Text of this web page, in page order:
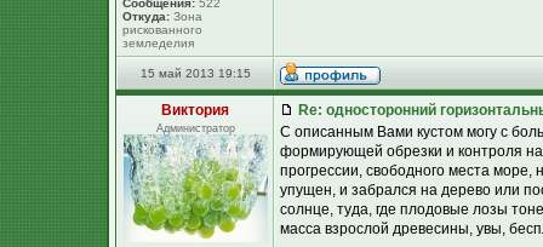
Сообщения: 522
Откуда: Зона
рискованного
земледелия
15 май 2013 19:15
Виктория
Администратор
Re: односторонний
С описанным Вами кустом могу с
формирующей обрезки и контроля
прогрессии, свободного места море,
упущен, и забрался на дерево или
солнце, туда, где плодовые лозы
масса взрослой древесины, увы,